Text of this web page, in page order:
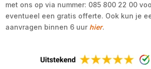
met ons op via nummer: 085 800 22 00
eventueel een gratis offerte. Ook kun je
aanvragen binnen 6 uur hier.